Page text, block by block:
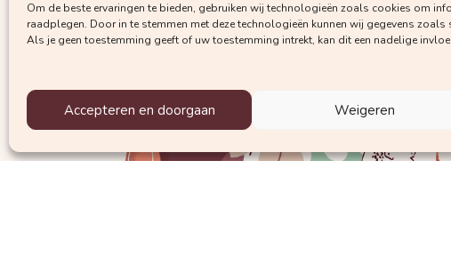
Om de beste ervaringen te bieden, gebruiken wij technologieën zoals cookies om
raadplegen. Door in te stemmen met deze technologieën kunnen wij gegevens
Als je geen toestemming geeft of uw toestemming intrekt, kan dit een nadelige
Accepteren en doorgaan Weigeren